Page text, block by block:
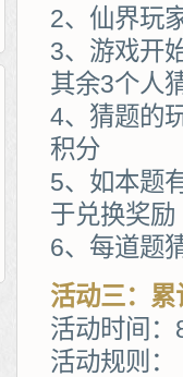
pcgame 中华网
Cwan
游侠网页游戏 40407
5617网游网 一游网
斗蟹网页游戏 游戏
2、仙界玩
3、游戏开
其余3个人
4、猜题的
积分
5、如本题
于兑换奖励
6、每道题
活动三：累
活动时间
活动规则：